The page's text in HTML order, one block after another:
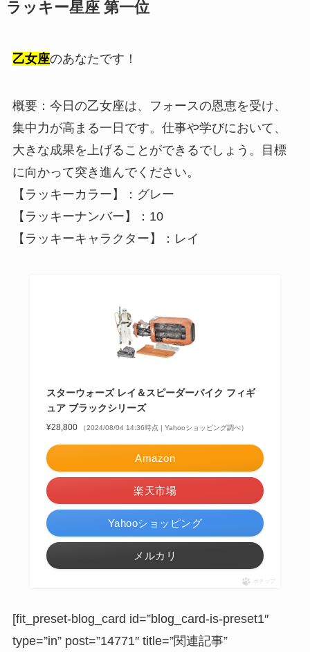
ラッキー星座 第一位
乙女座のあなたです！
概要：今日の乙女座は、フォースの恩恵を受け、
集中力が高まる一日です。仕事や学びにおいて、
大きな成果を上げることができるでしょう。目標
に向かって突き進んでください。
【ラッキーカラー】：グレー
【ラッキーナンバー】：10
【ラッキーキャラクター】：レイ
スターウォーズ レイ＆スピーダーバイク フィギ
ュア ブラックシリーズ
¥28,800 （2024/08/04 14:36時点 | Yahooショッピング調べ）
Amazon
楽天市場
Yahooショッピング
メルカリ
ポチップ
[fit_preset-blog_card id=”blog_card-is-preset1″
type=”in” post=”14771″ title=”関連記事”